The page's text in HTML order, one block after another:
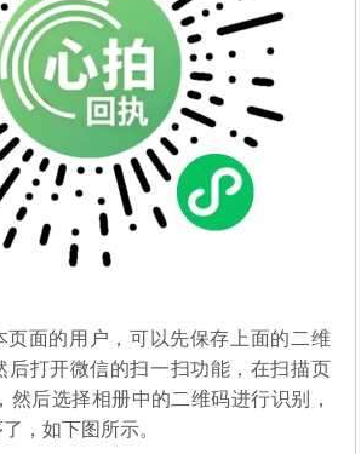
页面的用户，可以先保存上面的二维
后打开微信的扫一扫功能，在扫描页
然后选择相册中的二维码进行识别，
，如下图所示。